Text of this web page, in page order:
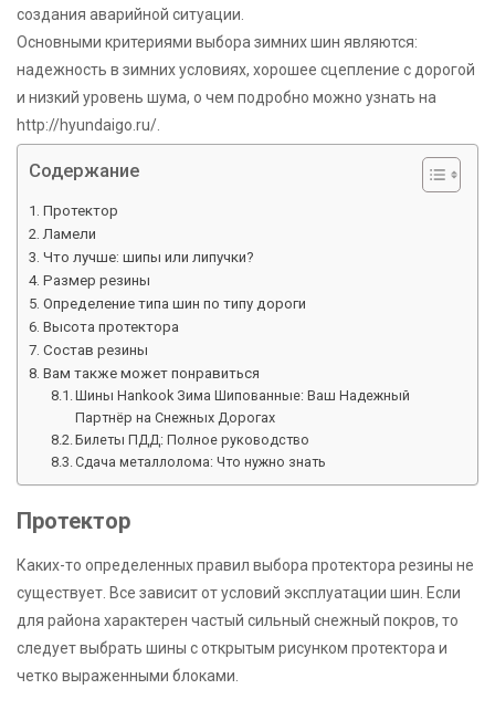
создания аварийной ситуации.
Основными критериями выбора зимних шин являются:
надежность в зимних условиях, хорошее сцепление с дорогой
и низкий уровень шума, о чем подробно можно узнать на
http://hyundaigo.ru/.
Содержание
Протектор
Ламели
Что лучше: шипы или липучки?
Размер резины
Определение типа шин по типу дороги
Высота протектора
Состав резины
Вам также может понравиться
Шины Hankook Зима Шипованные: Ваш Надежный
Партнёр на Снежных Дорогах
Билеты ПДД: Полное руководство
Сдача металлолома: Что нужно знать
Протектор
Каких-то определенных правил выбора протектора резины не
существует. Все зависит от условий эксплуатации шин. Если
для района характерен частый сильный снежный покров, то
следует выбрать шины с открытым рисунком протектора и
четко выраженными блоками.